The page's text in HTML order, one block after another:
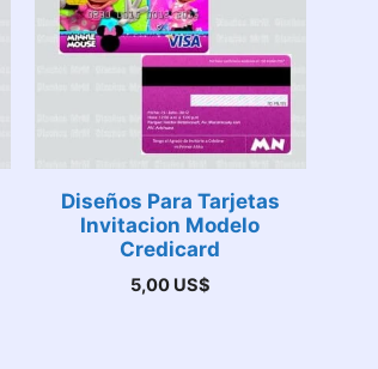
Diseños Para Tarjetas
Invitacion Modelo
Credicard
5,00 US$